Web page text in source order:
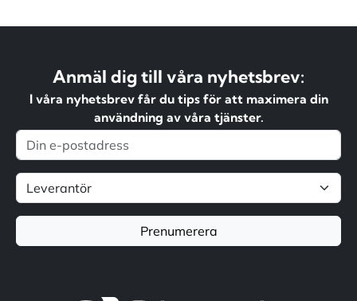
Anmäl dig till våra nyhetsbrev:
I våra nyhetsbrev får du tips för att maximera din
användning av våra tjänster.
Prenumerera